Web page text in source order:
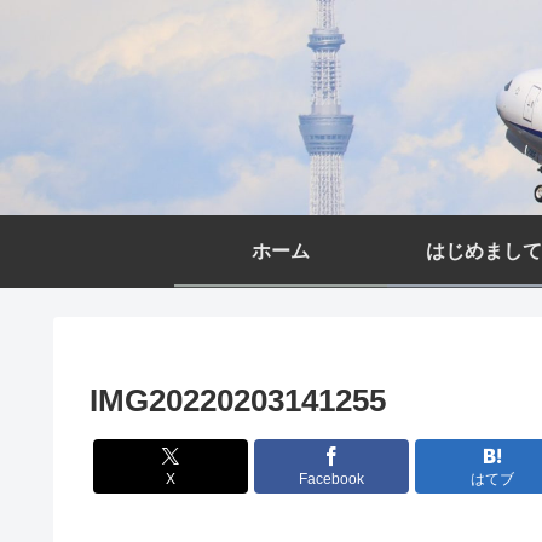
ホーム はじめまし
IMG20220203141255
X Facebook はてブ